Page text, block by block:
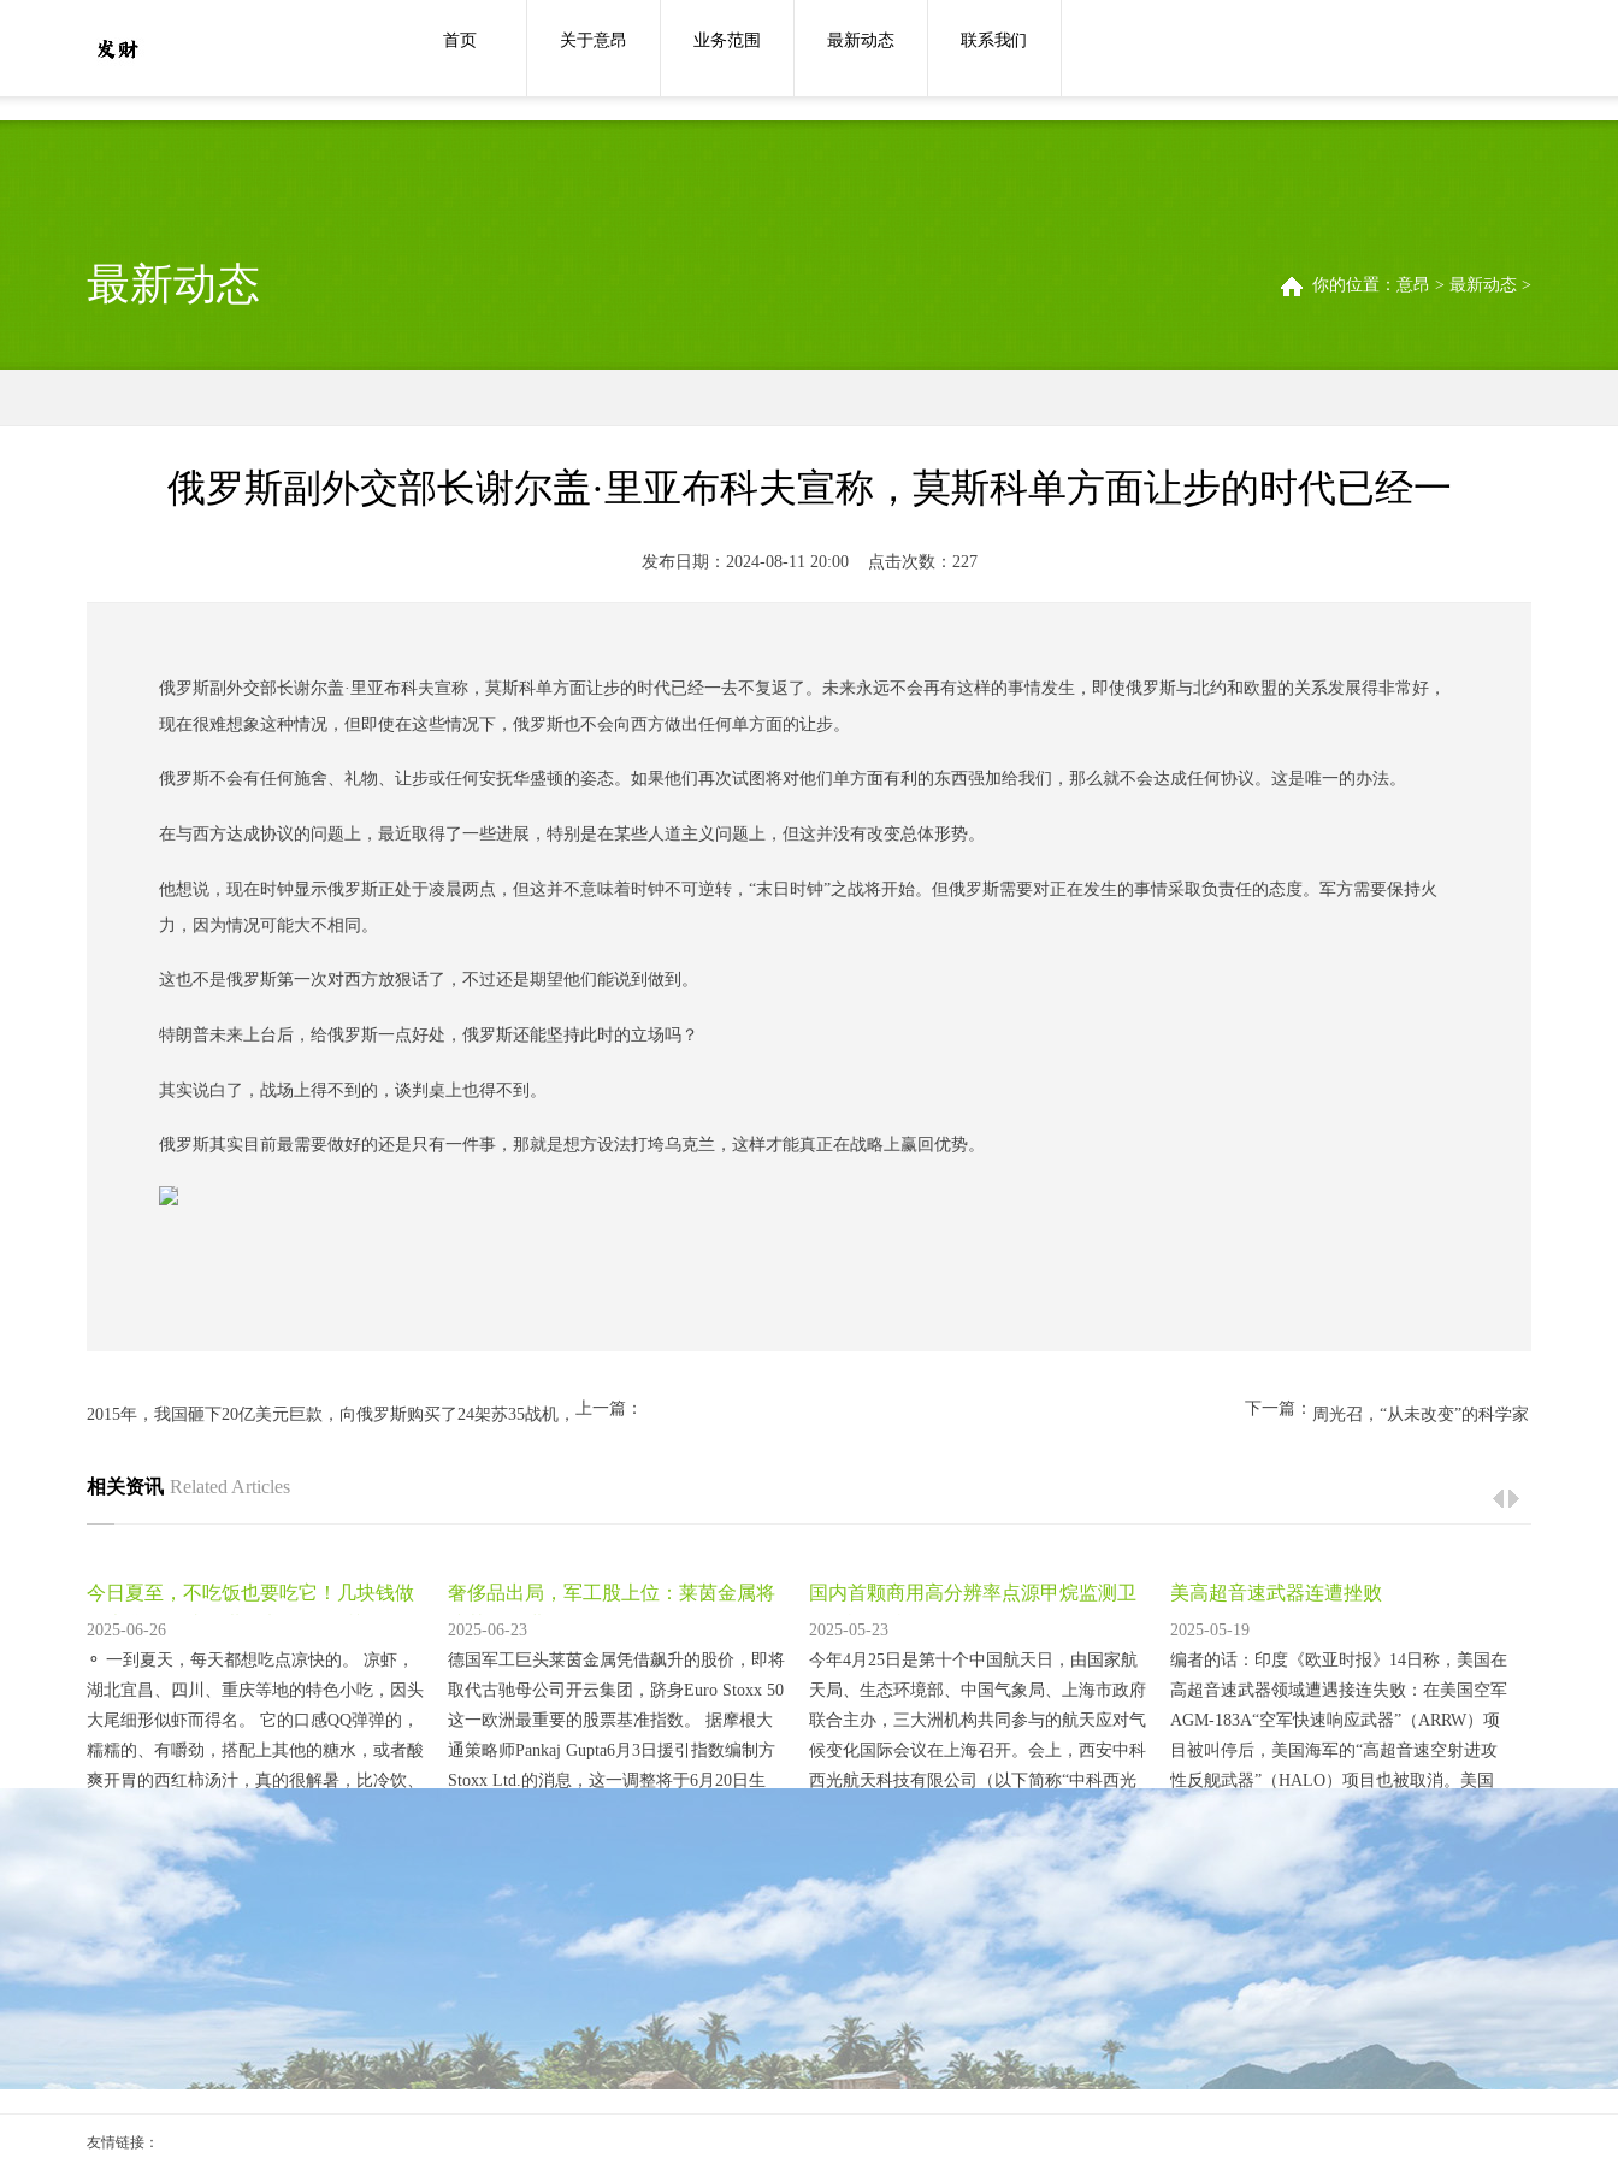
首页 关于意昂 业务范围 最新动态 联系我们
最新动态 你的位置： 意昂 > 最新动态 >
俄罗斯副外交部长谢尔盖·里亚布科夫宣称，莫斯科单方面让步的时代已经一
发布日期：2024-08-11 20:00 点击次数：227
俄罗斯副外交部长谢尔盖·里亚布科夫宣称，莫斯科单方面让步的时代已经一去不复返了。未来永远不会再有这样的事情发生，即使俄罗斯与北约和欧盟的关系发展得非常好，
现在很难想象这种情况，但即使在这些情况下，俄罗斯也不会向西方做出任何单方面的让步。
俄罗斯不会有任何施舍、礼物、让步或任何安抚华盛顿的姿态。如果他们再次试图将对他们单方面有利的东西强加给我们，那么就不会达成任何协议。这是唯一的办法。
在与西方达成协议的问题上，最近取得了一些进展，特别是在某些人道主义问题上，但这并没有改变总体形势。
他想说，现在时钟显示俄罗斯正处于凌晨两点，但这并不意味着时钟不可逆转，“末日时钟”之战将开始。但俄罗斯需要对正在发生的事情采取负责任的态度。军方需要保持火
力，因为情况可能大不相同。
这也不是俄罗斯第一次对西方放狠话了，不过还是期望他们能说到做到。
特朗普未来上台后，给俄罗斯一点好处，俄罗斯还能坚持此时的立场吗？
其实说白了，战场上得不到的，谈判桌上也得不到。
俄罗斯其实目前最需要做好的还是只有一件事，那就是想方设法打垮乌克兰，这样才能真正在战略上赢回优势。
上一篇：
2015年，我国砸下20亿美元巨款，向俄罗斯购买了24架苏35战机， 下一篇： 周光召，“从未改变”的科学家
相关资讯 Related Articles
今日夏至，不吃饭也要吃它！几块钱做
一大盆，可咸可甜超爽口_西红柿
2025-06-26
⚬ 一到夏天，每天都想吃点凉快的。 凉虾，
湖北宜昌、四川、重庆等地的特色小吃，因头
大尾细形似虾而得名。 它的口感QQ弹弹的，
糯糯的、有嚼劲，搭配上其他的糖水，或者酸
爽开胃的西红柿汤汁，真的很解暑，比冷饮、
吹空调更凉快。 食谱作者@花花Cary： “简单
易做，解暑，夏日必备开胃消食。” 厨友@惶
惶忽忽 “按作者的方法做，很成功，一点豌豆
粉做了好几碗，不用在外面买着吃了。” by 厨
友@下厨房用户_q...
奢侈品出局，军工股上位：莱茵金属将
接替开云进Euro Stoxx
2025-06-23
德国军工巨头莱茵金属凭借飙升的股价，即将
取代古驰母公司开云集团，跻身Euro Stoxx 50
这一欧洲最重要的股票基准指数。 据摩根大
通策略师Pankaj Gupta6月3日援引指数编制方
Stoxx Ltd.的消息，这一调整将于6月20日生
Euro Stoxx 50指数中...
国内首颗商用高分辨率点源甲烷监测卫
星“碳源+碳汇”双首图发布
2025-05-23
今年4月25日是第十个中国航天日，由国家航
天局、生态环境部、中国气象局、上海市政府
联合主办，三大洲机构共同参与的航天应对气
候变化国际会议在上海召开。会上，西安中科
西光航天科技有限公司（以下简称“中科西光
航天”）发布了甲烷卫星“碳源+碳汇”双首图，
并与法国企业签署战略合作协议。 作为国内
首颗专注于点源甲烷监测的商业卫星，西光壹
号04星于2024年11月11日发射入轨，集成高精
度甲烷探测、叶绿素荧光及...
美高超音速武器连遭挫败
2025-05-19
编者的话：印度《欧亚时报》14日称，美国在
高超音速武器领域遭遇接连失败：在美国空军
AGM-183A“空军快速响应武器”（ARRW）项
目被叫停后，美国海军的“高超音速空射进攻
性反舰武器”（HALO）项目也被取消。美国
海军学会网站警告说，根据最近向美国国会提
交的报告，五角大楼高超音速武器项目不是半
路下马就是严重推迟。至于为何美国在“代表
未来趋势”的高超音速领域迟迟无法取得突
破，美国媒体列举了各种原因。...
友情链接：